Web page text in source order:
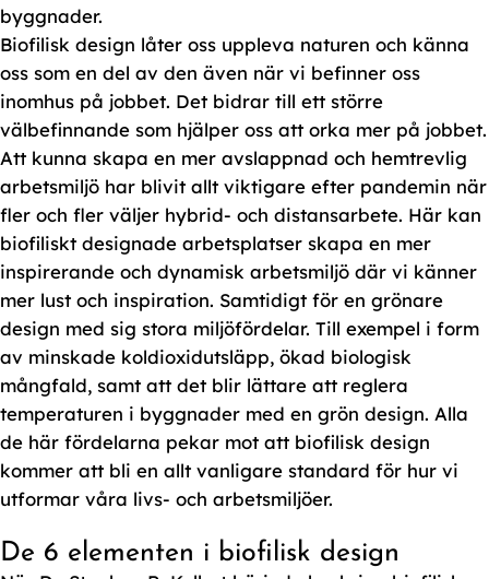
byggnader.
Biofilisk design låter oss uppleva naturen och känna
oss som en del av den även när vi befinner oss
inomhus på jobbet. Det bidrar till ett större
välbefinnande som hjälper oss att orka mer på jobbet.
Att kunna skapa en mer avslappnad och hemtrevlig
arbetsmiljö har blivit allt viktigare efter pandemin när
fler och fler väljer hybrid- och distansarbete. Här kan
biofiliskt designade arbetsplatser skapa en mer
inspirerande och dynamisk arbetsmiljö där vi känner
mer lust och inspiration. Samtidigt för en grönare
design med sig stora miljöfördelar. Till exempel i form
av minskade koldioxidutsläpp, ökad biologisk
mångfald, samt att det blir lättare att reglera
temperaturen i byggnader med en grön design. Alla
de här fördelarna pekar mot att biofilisk design
kommer att bli en allt vanligare standard för hur vi
utformar våra livs- och arbetsmiljöer.
De 6 elementen i biofilisk design